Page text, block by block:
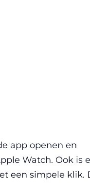
app openen en
Watch. Ook is
een simpele klik.